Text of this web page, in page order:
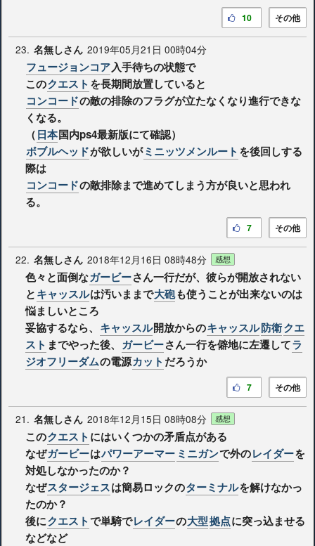
その他
10
23. 名無しさん 2019年05月21日 00時04分
フュージョンコア入手待ちの状態で
このクエスト を長期間放置していると
コンコードの敵の排除のフラグが立たなくなり進行できな
くなる。
（日本国内ps4最新版にて確認）
ボブルヘッドが欲しいがミニッツメンルート を後回しする
際は
コンコードの敵排除まで進めてしまう方が良いと思われ
る。
その他
7
22. 名無しさん 2018年12月16日 08時48分 感想
色々と面倒なガービーさん一行だが、彼らが開放されない
とキャッスルは汚いままで大砲も使うことが出来ないのは
悩ましいところ
妥協するなら、 キャッスル開放からのキャッスル防衛クエ
スト までやった後、 ガービーさん一行を僻地に左遷してラ
ジオフリーダムの電源カット だろうか
その他
7
21. 名無しさん 2018年12月15日 08時08分 感想
このクエスト にはいくつかの矛盾点がある
なぜガービーはパワーアーマー ミニガンで外のレイダーを
対処しなかったのか？
なぜスタージェスは簡易ロックのターミナルを解けなかっ
たのか？
後にクエストで単騎でレイダーの大型拠点に突っ込ませる
などなど